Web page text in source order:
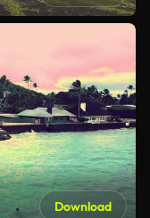
Download